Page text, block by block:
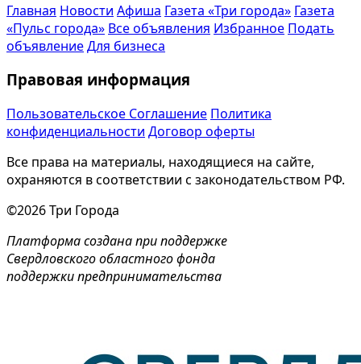
Главная Новости Афиша Газета «Три города» Газета
«Пульс города» Все объявления Избранное Подать
объявлениеДля бизнеса
Правовая информация
Пользовательское Соглашение Политика
конфиденциальности Договор оферты
Все права на материалы, находящиеся на сайте,
охраняются в соответствии с законодательством РФ.
©2026 Три Города
Платформа создана при поддержке
Свердловского областного фонда
поддержки предпринимательства